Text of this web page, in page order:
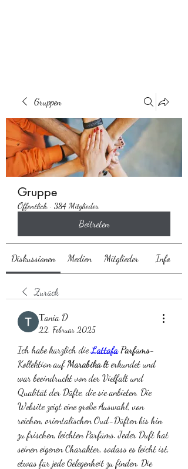
Gruppen
Gruppe
Öffentlich · 384 Mitglieder
Beitreten
Diskussionen Medien Mitglieder Info
Zurück
Тania D
22. Februar 2025
Ich habe kürzlich die Lattafa Parfüms-
Kollektion auf Marabika.lt erkundet und
war beeindruckt von der Vielfalt und
Qualität der Düfte, die sie anbieten. Die
Website zeigt eine große Auswahl, von
reichen, orientalischen Oud-Düften bis hin
zu frischen, leichten Parfüms. Jeder Duft hat
seinen eigenen Charakter, sodass es leicht ist,
etwas für jede Gelegenheit zu finden. Die